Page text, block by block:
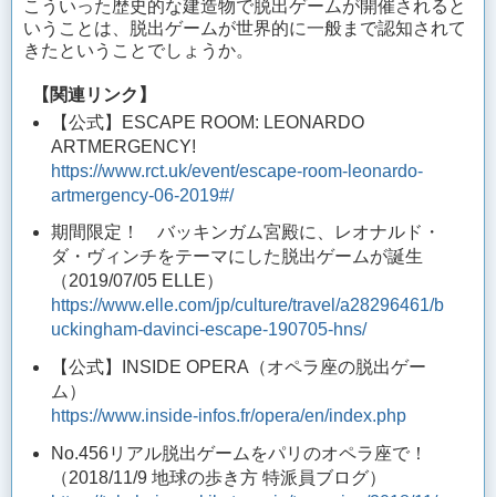
こういった歴史的な建造物で脱出ゲームが開催されると
いうことは、脱出ゲームが世界的に一般まで認知されて
きたということでしょうか。
【関連リンク】
【公式】ESCAPE ROOM: LEONARDO
ARTMERGENCY!
https://www.rct.uk/event/escape-room-leonardo-
artmergency-06-2019#/
期間限定！ バッキンガム宮殿に、レオナルド・
ダ・ヴィンチをテーマにした脱出ゲームが誕生
（2019/07/05 ELLE）
https://www.elle.com/jp/culture/travel/a28296461/b
uckingham-davinci-escape-190705-hns/
【公式】INSIDE OPERA（オペラ座の脱出ゲー
ム）
https://www.inside-infos.fr/opera/en/index.php
No.456リアル脱出ゲームをパリのオペラ座で！
（2018/11/9 地球の歩き方 特派員ブログ）